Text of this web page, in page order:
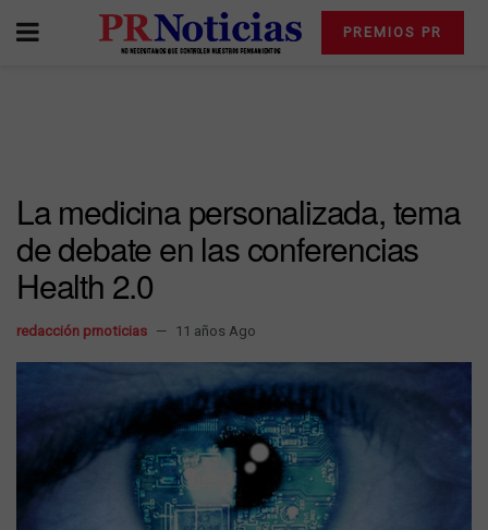
PREMIOS PR
La medicina personalizada, tema
de debate en las conferencias
Health 2.0
redacción prnoticias 11 años Ago